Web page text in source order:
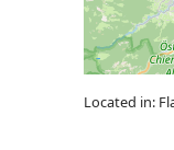
Located in: